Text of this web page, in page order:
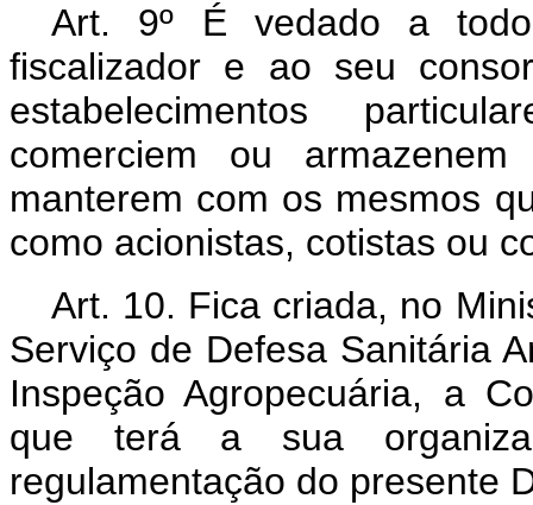
Art. 9º É vedado a
fiscalizador e ao seu
estabelecimentos
comerciem ou
manterem com os mesmos
como acionistas, cotistas ou
Art. 10. Fica criada, no
Serviço de Defesa Sanitária
Inspeção Agropecuária, a
que terá a sua
regulamentação do presente